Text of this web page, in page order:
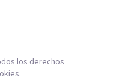
los derechos
.